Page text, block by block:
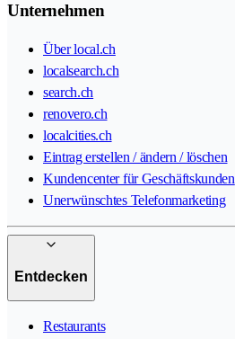
Unternehmen
Über local.ch
localsearch.ch
search.ch
renovero.ch
localcities.ch
Eintrag erstellen / ändern / löschen
Kundencenter für Geschäftskunden
Unerwünschtes Telefonmarketing
Entdecken
Restaurants